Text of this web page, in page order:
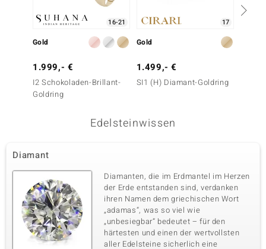
16-21
Gold
1.999,- €
I2 Schokoladen-Brillant-
Goldring
17
Gold
1.499,- €
SI1 (H) Diamant-Goldring
Edelsteinwissen
Diamant
Diamanten, die im Erdmantel im Herzen
der Erde entstanden sind, verdanken
ihren Namen dem griechischen Wort
„adamas“, was so viel wie
„unbesiegbar“ bedeutet – für den
härtesten und einen der wertvollsten
aller Edelsteine sicherlich eine